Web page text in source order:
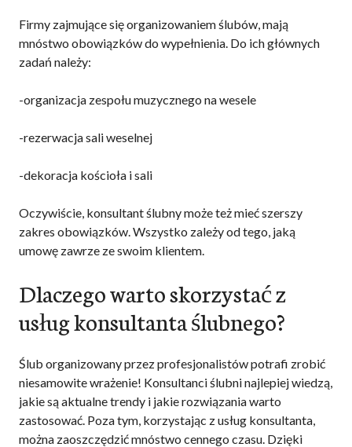
Firmy zajmujące się organizowaniem ślubów, mają
mnóstwo obowiązków do wypełnienia. Do ich głównych
zadań należy:
-organizacja zespołu muzycznego na wesele
-rezerwacja sali weselnej
-dekoracja kościoła i sali
Oczywiście, konsultant ślubny może też mieć szerszy
zakres obowiązków. Wszystko zależy od tego, jaką
umowę zawrze ze swoim klientem.
Dlaczego warto skorzystać z
usług konsultanta ślubnego?
Ślub organizowany przez profesjonalistów potrafi zrobić
niesamowite wrażenie! Konsultanci ślubni najlepiej wiedzą,
jakie są aktualne trendy i jakie rozwiązania warto
zastosować. Poza tym, korzystając z usług konsultanta,
można zaoszczędzić mnóstwo cennego czasu. Dzięki